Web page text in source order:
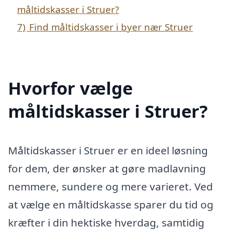
måltidskasser i Struer?
7) Find måltidskasser i byer nær Struer
Hvorfor vælge
måltidskasser i Struer?
Måltidskasser i Struer er en ideel løsning
for dem, der ønsker at gøre madlavning
nemmere, sundere og mere varieret. Ved
at vælge en måltidskasse sparer du tid og
kræfter i din hektiske hverdag, samtidig